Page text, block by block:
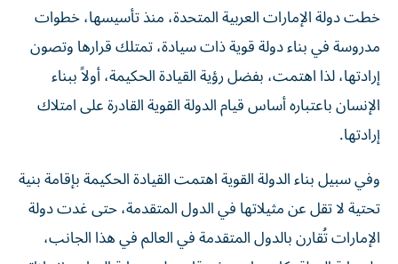
خطت دولة الإمارات العربية المتحدة، منذ تأسيسها، خطوات
مدروسة في بناء دولة قوية ذات سيادة، تمتلك قرارها وتصون
إرادتها، لذا اهتمت، بفضل رؤية القيادة الحكيمة، أولاً ببناء
الإنسان باعتباره أساس قيام الدولة القوية القادرة على امتلاك
إرادتها.
وفي سبيل بناء الدولة القوية اهتمت القيادة الحكيمة بإقامة بنية
تحتية لا تقل عن مثيلاتها في الدول المتقدمة، حتى غدت دولة
الإمارات تُقارن بالدول المتقدمة في العالم في هذا الجانب،